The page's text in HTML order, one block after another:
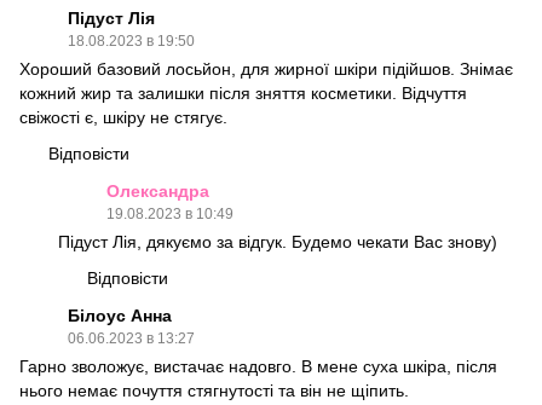
Підуст Лія
18.08.2023 в 19:50
Хороший базовий лосьйон, для жирної шкіри підійшов. Знімає
кожний жир та залишки після зняття косметики. Відчуття
свіжості є, шкіру не стягує.
Відповісти
Олександра
19.08.2023 в 10:49
Підуст Лія, дякуємо за відгук. Будемо чекати Вас знову)
Відповісти
Білоус Анна
06.06.2023 в 13:27
Гарно зволожує, вистачає надовго. В мене суха шкіра, після
нього немає почуття стягнутості та він не щіпить.